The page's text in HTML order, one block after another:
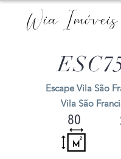
Wia Imóveis
Escape Vila São
Vila São
80